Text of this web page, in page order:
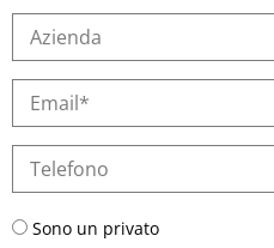
Sono un privato